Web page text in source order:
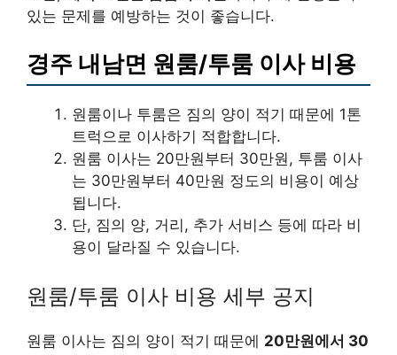
있는 문제를 예방하는 것이 좋습니다.
경주 내남면 원룸/투룸 이사 비용
원룸이나 투룸은 짐의 양이 적기 때문에 1톤
트럭으로 이사하기 적합합니다.
원룸 이사는 20만원부터 30만원, 투룸 이사
는 30만원부터 40만원 정도의 비용이 예상
됩니다.
단, 짐의 양, 거리, 추가 서비스 등에 따라 비
용이 달라질 수 있습니다.
원룸/투룸 이사 비용 세부 공지
원룸 이사는 짐의 양이 적기 때문에 20만원에서 30